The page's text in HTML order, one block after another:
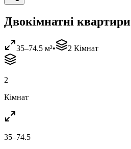
Двокімнатні квартири
35–74.5 м²• 2 Кімнат
2
Кімнат
35–74.5